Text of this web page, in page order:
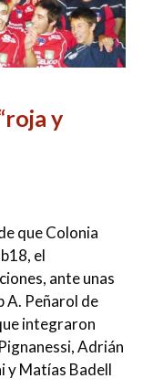
y
que Colonia
el
ante unas
A. Peñarol de
integraron
Adrián
y Matías Badell